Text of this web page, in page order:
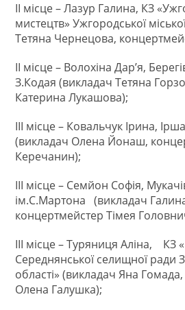
ІІ місце – Лазур Галина, КЗ
мистецтв» Ужгородської
Тетяна Чернецова,
ІІ місце – Волохіна Дар’я,
З.Кодая (викладач Тетяна
Катерина Лукашова);
ІІІ місце – Ковальчук Ірина,
(викладач Олена Йонаш,
Керечанин);
ІІІ місце – Семйон Софія,
ім.С.Мартона (викладач
концертмейстер Тімея
ІІІ місце – Туряниця Аліна,
Середнянської селищної ради
області» (викладач Яна
Олена Галушка);